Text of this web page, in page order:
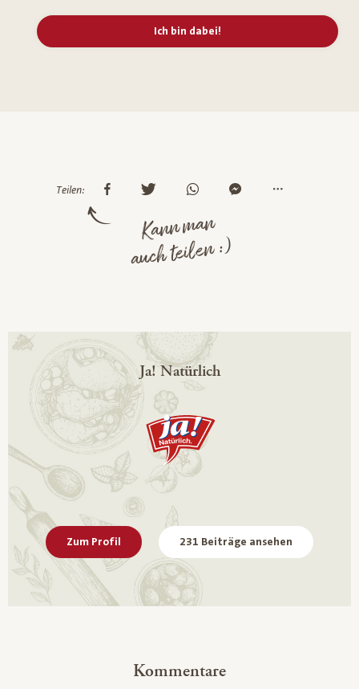
Ich bin dabei!
Teilen:
Kann man
auch teilen :)
Ja! Natürlich
Zum Profil 231 Beiträge ansehen
Kommentare